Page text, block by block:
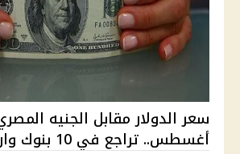
أغسطس.. تراجع في 10 بنوك وارت...